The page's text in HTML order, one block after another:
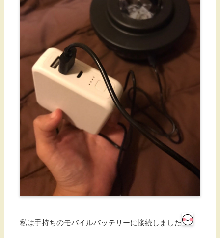
私は手持ちのモバイルバッテリーに接続しました